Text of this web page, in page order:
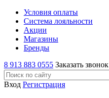
Условия оплаты
Система лояльности
Акции
Магазины
Бренды
8 913 883 0555 Заказать звонок
Вход Регистрация